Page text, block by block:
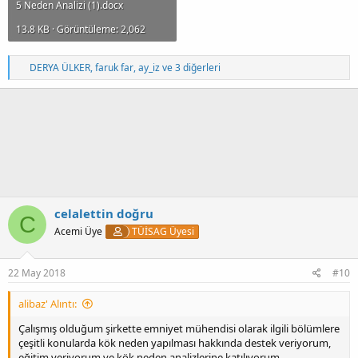
5 Neden Analizi (1).docx
13.8 KB · Görüntüleme: 2,062
T
e
p
DERYA ÜLKER,faruk far,ay_izve 3 diğerleri
C celalettin doğru
Acemi Üye TÜİSAG Üyesi
22 May 2018 #10
alibaz' Alıntı:
Çalışmış olduğum şirkette emniyet mühendisi olarak ilgili bölümlere
çeşitli konularda kök neden yapılması hakkında destek veriyorum,